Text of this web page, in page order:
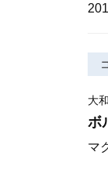
大
ボ
マ